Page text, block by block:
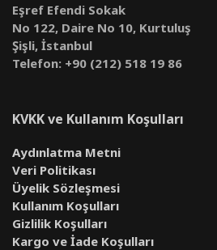
Eşref Efendi Sokak
No 122, Daire No 10, Kurtuluş
Şişli, İstanbul
Telefon: +90 (212) 518 19 86
KVKK ve Kullanım Koşulları
Aydınlatma Metni
Veri Politikası
Üyelik Sözleşmesi
Kullanım Koşulları
Gizlilik Koşulları
Kargo ve İade Koşulları